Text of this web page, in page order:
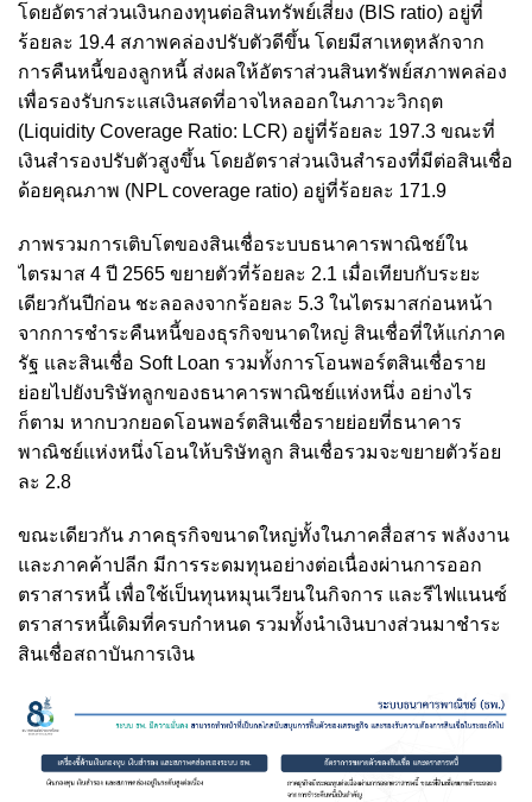
โดยอัตราส่วนเงินกองทุนต่อสินทรัพย์เสี่ยง (BIS ratio) อยู่ที่
ร้อยละ 19.4 สภาพคล่องปรับตัวดีขึ้น โดยมีสาเหตุหลักจาก
การคืนหนี้ของลูกหนี้ ส่งผลให้อัตราส่วนสินทรัพย์สภาพคล่อง
เพื่อรองรับกระแสเงินสดที่อาจไหลออกในภาวะวิกฤต
(Liquidity Coverage Ratio: LCR) อยู่ที่ร้อยละ 197.3 ขณะที่
เงินสำรองปรับตัวสูงขึ้น โดยอัตราส่วนเงินสำรองที่มีต่อสินเชื่อ
ด้อยคุณภาพ (NPL coverage ratio) อยู่ที่ร้อยละ 171.9
ภาพรวมการเติบโตของสินเชื่อระบบธนาคารพาณิชย์ใน
ไตรมาส 4 ปี 2565 ขยายตัวที่ร้อยละ 2.1 เมื่อเทียบกับระยะ
เดียวกันปีก่อน ชะลอลงจากร้อยละ 5.3 ในไตรมาสก่อนหน้า
จากการชำระคืนหนี้ของธุรกิจขนาดใหญ่ สินเชื่อที่ให้แก่ภาค
รัฐ และสินเชื่อ Soft Loan รวมทั้งการโอนพอร์ตสินเชื่อราย
ย่อยไปยังบริษัทลูกของธนาคารพาณิชย์แห่งหนึ่ง อย่างไร
ก็ตาม หากบวกยอดโอนพอร์ตสินเชื่อรายย่อยที่ธนาคาร
พาณิชย์แห่งหนึ่งโอนให้บริษัทลูก สินเชื่อรวมจะขยายตัวร้อย
ละ 2.8
ขณะเดียวกัน ภาคธุรกิจขนาดใหญ่ทั้งในภาคสื่อสาร พลังงาน
และภาคค้าปลีก มีการระดมทุนอย่างต่อเนื่องผ่านการออก
ตราสารหนี้ เพื่อใช้เป็นทุนหมุนเวียนในกิจการ และรีไฟแนนซ์
ตราสารหนี้เดิมที่ครบกำหนด รวมทั้งนำเงินบางส่วนมาชำระ
สินเชื่อสถาบันการเงิน